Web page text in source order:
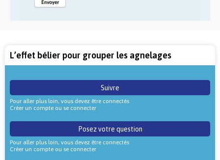
L’effet bélier pour grouper les agnelages
Suivre
Pour aller plus loin, vous devez être connectés
Créer un compte ou se connecter
Posez votre question
Pour aller plus loin, vous devez être connectés
Créer un compte ou se connecter